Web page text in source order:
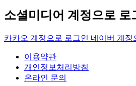
소셜미디어 계정으로 로
카카오 계정으로 로그인 네이버 계정
이용약관
개인정보처리방침
온라인 문의